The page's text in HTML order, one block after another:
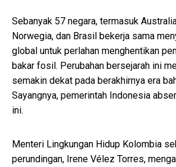
Sebanyak 57 negara, termasuk
Norwegia, dan Brasil bekerja sama
global untuk perlahan menghentikan
bakar fosil. Perubahan bersejarah ini
semakin dekat pada berakhirnya era
Sayangnya, pemerintah Indonesia
ini.
Menteri Lingkungan Hidup Kolombia
perundingan, Irene Vélez Torres,